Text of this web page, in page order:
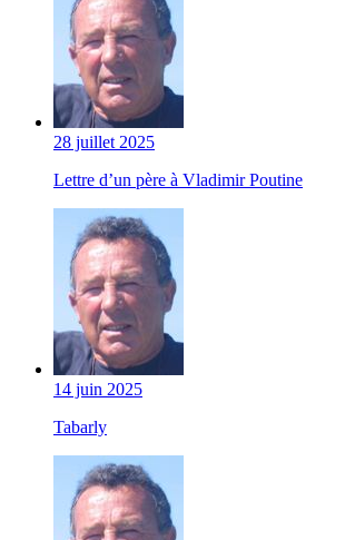
28 juillet 2025
Lettre d’un père à Vladimir Poutine
14 juin 2025
Tabarly